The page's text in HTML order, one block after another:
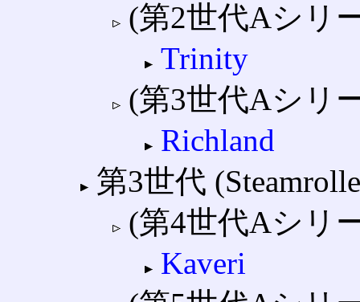
(第2世代Aシリ
Trinity
(第3世代Aシリ
Richland
第3世代
(第4世代Aシリ
Kaveri